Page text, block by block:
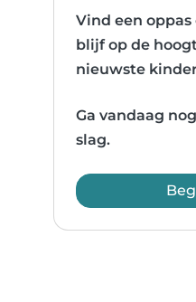
Vind een
blijf op de
nieuwste
Ga vandaag
slag.